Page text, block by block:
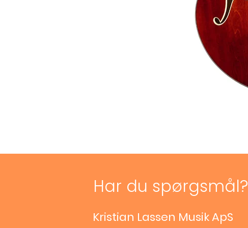
Har du spørgsmål?
Kristian Lassen Musik ApS